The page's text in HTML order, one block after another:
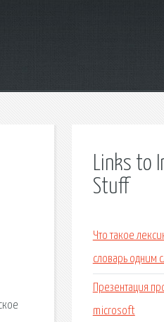
Links to
Stuff
Что такое
словарь одним
Презентация
microsoft